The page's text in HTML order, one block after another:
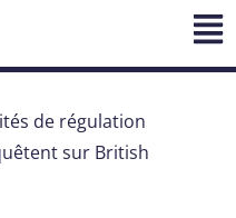
de régulation
sur British